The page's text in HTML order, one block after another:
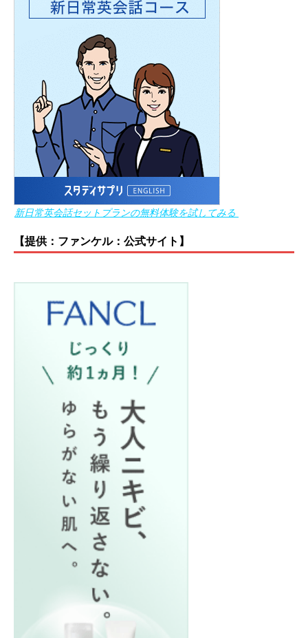
新日常英会話セットプランの無料体験を試してみる
【提供：ファンケル：公式サイト】